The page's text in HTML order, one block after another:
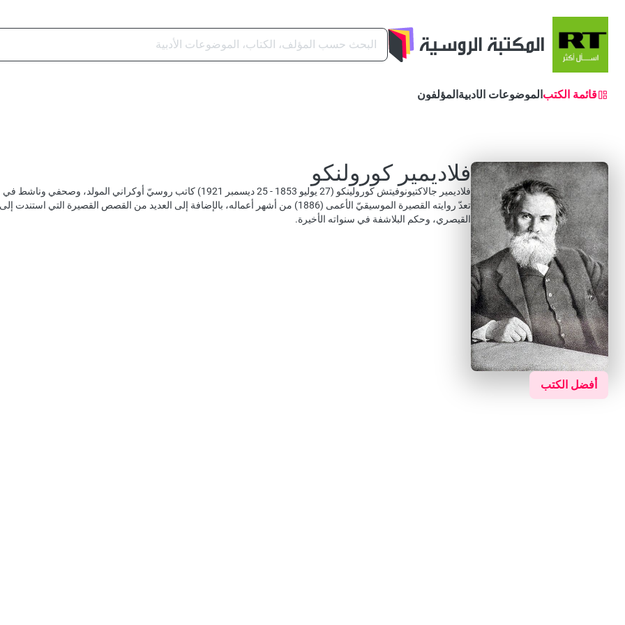
البحث
قائمة الكتبالموضوعات الأدبيةالمؤلفون
فلاديمير كورولنكو
فلاديمير جالاكتيونوفيتش كورولينكو (27 يوليو 1853 - 25 ديسمبر 1921)
تعدّ روايته القصيرة الموسيقيّ الأعمى (1886) من أشهر أعماله، بالإضافة إلى العديد من القصص
القيصري، وحكم البلاشفة في سنواته الأخيرة.
أفضل الكتب